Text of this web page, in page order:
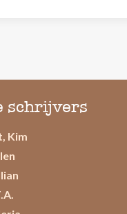
schrijvers
Kim